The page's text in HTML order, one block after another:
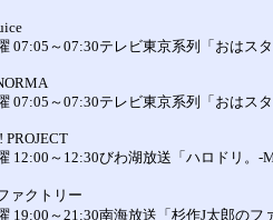
07:05～07:30テレビ東京系列「おはス
07:05～07:30テレビ東京系列「おはス
PROJECT
12:00～12:30びわ湖放送「ハロドリ。-
ァクトリー
19:00～21:30南海放送「杉作J太郎の